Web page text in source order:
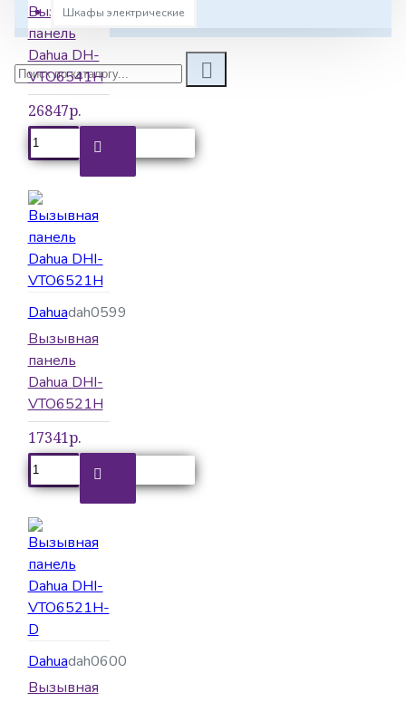
Шкафы электрические
Вызывная
панель
Dahua DH-
VTO6541H
26847р.
Dahuadah0599
Вызывная
панель
Dahua DHI-
VTO6521H
17341р.
Dahuadah0600
Вызывная